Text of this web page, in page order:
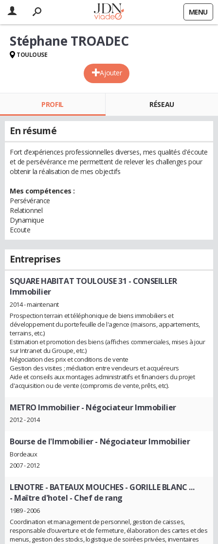
MENU
Ajouter
Stéphane TROADEC
TOULOUSE
PROFIL RÉSEAU
En résumé
Fort d’expériences professionnelles diverses, mes qualités d'écoute
et de persévérance me permettent de relever les challenges pour
obtenir la réalisation de mes objectifs
Mes compétences :
Persévérance
Relationnel
Dynamique
Ecoute
Entreprises
SQUARE HABITAT TOULOUSE 31 - CONSEILLER
Immobilier
2014 - maintenant
Prospection terrain et téléphonique de biens immobiliers et
développement du portefeuille de l'agence (maisons, appartements,
terrains, etc.)
Estimation et promotion des biens (affiches commerciales, mises à jour
sur Intranet du Groupe, etc.)
Négociation des prix et conditions de vente
Gestion des visites ; médiation entre vendeurs et acquéreurs
Aide et conseils aux montages administratifs et financiers du projet
d'acquisition ou de vente (compromis de vente, prêts, etc).
METRO Immobilier- Négociateur Immobilier
2012 - 2014
Bourse de l'Immobilier- Négociateur Immobilier
Bordeaux
2007 - 2012
LENOTRE - BATEAUX MOUCHES - GORILLE BLANC ...
- Maître d'hotel - Chef de rang
1989 - 2006
Coordination et management de personnel, gestion de caisses,
responsable d’ouverture et de fermeture, élaboration des cartes et des
menus, gestion des stocks, logistique de soirées privées, inventaires